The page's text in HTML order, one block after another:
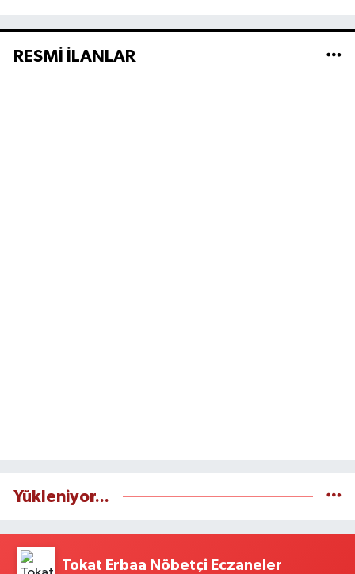
RESMİ İLANLAR
Yükleniyor...
Tokat Erbaa Nöbetçi Eczaneler